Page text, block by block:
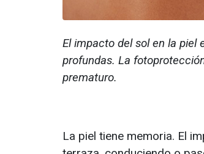
El impacto del sol en la piel
profundas. La
prematuro.
La piel tiene memoria. El